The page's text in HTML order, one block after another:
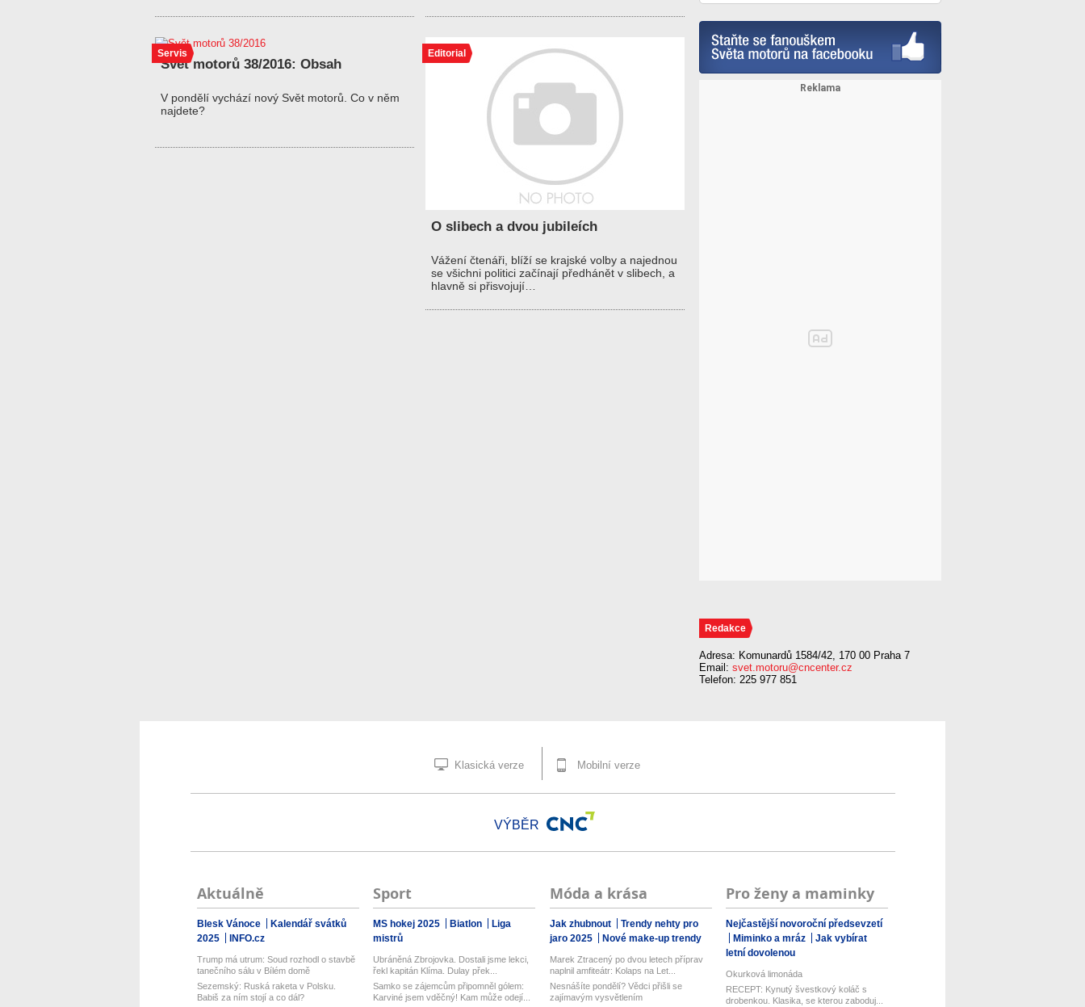
Servis
Svět motorů 38/2016: Obsah
V pondělí vychází nový Svět motorů. Co v něm
najdete?
Editorial
O slibech a dvou jubileích
Vážení čtenáři, blíží se krajské volby a najednou
se všichni politici začínají předhánět v slibech, a
hlavně si přisvojují…
Redakce
Adresa: Komunardů 1584/42, 170 00 Praha 7
Email: svet.motoru@cncenter.cz
Telefon: 225 977 851
Klasická verze Mobilní verze
VÝBĚR
Aktuálně
Blesk Vánoce
Kalendář svátků
2025
INFO.cz
Trump má utrum: Soud rozhodl o stavbě
tanečního sálu v Bílém domě
Sezemský: Ruská raketa v Polsku.
Babiš za ním stojí a co dál?
Sport
MS hokej 2025 Biatlon
Liga
mistrů
Ubráněná Zbrojovka. Dostali jsme lekci,
řekl kapitán Klíma. Dulay přek...
Samko se zájemcům připomněl gólem:
Karviné jsem vděčný! Kam může odejí...
Móda a krása
Jak zhubnout
Trendy nehty pro
jaro 2025
Nové make-up trendy
Marek Ztracený po dvou letech příprav
naplnil amfiteátr: Kolaps na Let...
Nesnášíte pondělí? Vědci přišli se
zajímavým vysvětlením
Pro ženy a maminky
Nejčastější novoroční předsevzetí
Miminko a mráz
Jak vybírat
letní dovolenou
Okurková limonáda
RECEPT: Kynutý švestkový koláč s
drobenkou. Klasika, se kterou zaboduj...